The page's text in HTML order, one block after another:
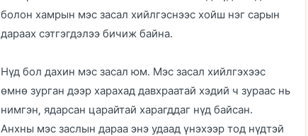
болон хамрын мэс засал хийлгэснээс хойш нэг сарын
дараах сэтгэгдэлээ бичиж байна.
Нүд бол дахин мэс засал юм. Мэс засал хийлгэхээс
өмнө зурган дээр харахад давхраатай хэдий ч зураас нь
нимгэн, ядарсан царайтай харагддаг нүд байсан.
Анхны мэс заслын дараа энэ удаад үнэхээр тод нүдтэй